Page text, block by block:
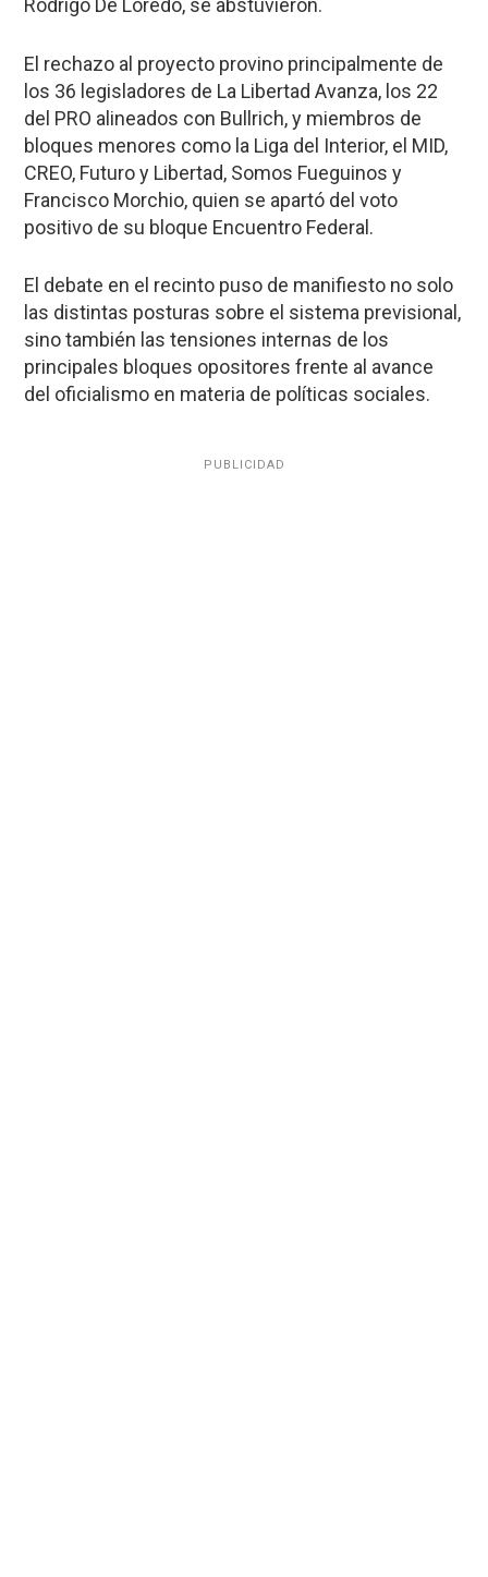
Rodrigo De Loredo, se abstuvieron.
El rechazo al proyecto provino principalmente de
los 36 legisladores de La Libertad Avanza, los 22
del PRO alineados con Bullrich, y miembros de
bloques menores como la Liga del Interior, el MID,
CREO, Futuro y Libertad, Somos Fueguinos y
Francisco Morchio, quien se apartó del voto
positivo de su bloque Encuentro Federal.
El debate en el recinto puso de manifiesto no solo
las distintas posturas sobre el sistema previsional,
sino también las tensiones internas de los
principales bloques opositores frente al avance
del oficialismo en materia de políticas sociales.
PUBLICIDAD